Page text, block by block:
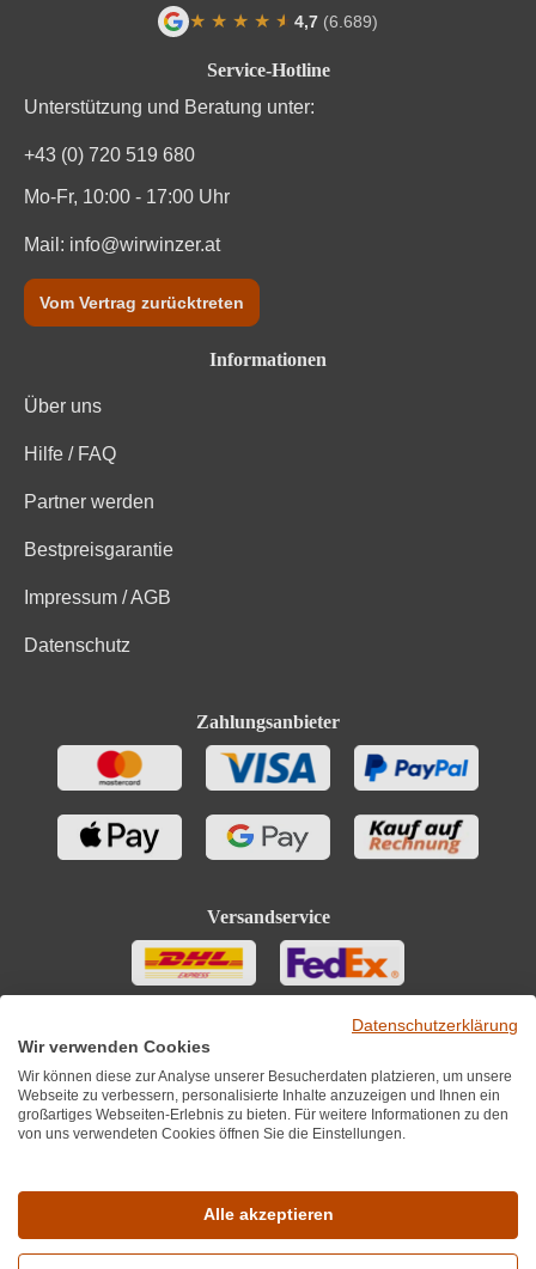
Service-Hotline
Unterstützung und Beratung unter:
+43 (0) 720 519 680
Mo-Fr, 10:00 - 17:00 Uhr
Mail: info@wirwinzer.at
Vom Vertrag zurücktreten
Informationen
Über uns
Hilfe / FAQ
Partner werden
Bestpreisgarantie
Impressum / AGB
Datenschutz
Zahlungsanbieter
Versandservice
★ ★ ★ ★ ★
★ 4,7 (6.689)
Datenschutzerklärung
Wir verwenden Cookies
Wir können diese zur Analyse unserer Besucherdaten platzieren, um unsere
Webseite zu verbessern, personalisierte Inhalte anzuzeigen und Ihnen ein
großartiges Webseiten-Erlebnis zu bieten. Für weitere Informationen zu den
von uns verwendeten Cookies öffnen Sie die Einstellungen.
Alle akzeptieren